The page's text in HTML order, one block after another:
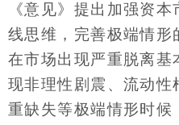
《意见》提出加强资
线思维，完善极端情形
在市场出现严重脱离基
现非理性剧震、流动性
重缺失等极端情形时候